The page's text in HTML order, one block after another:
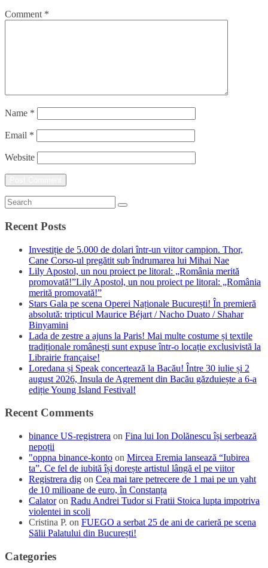
Comment *
Name *
Email *
Website
Recent Posts
Investiție de 5.000 de dolari într-un viitor campion. Thor,
Cane Corso-ul pregătit sub îndrumarea lui Mihai Nae
Lily Apostol, un nou proiect pe litoral: „România merită
promovată!”Lily Apostol, un nou proiect pe litoral: „România
merită promovată!”
Stars Gala pe scena Operei Naționale București! În premieră
absolută: tripticul Maurice Béjart / Nacho Duato / Shahar
Binyamini
Lada de zestre a ajuns la Paris! Mai multe costume și textile
tradiționale românești sunt expuse într-o locație exclusivistă la
Librairie française!
Loredana și Speak concertează la Bacău! Între 30 iulie și 2
august 2026, Insula de Agrement din Bacău găzduiește a 6-a
ediție Young Island Festival!
Recent Comments
binance US-registrera on Fina lui Ion Dolănescu își serbează
nepoții
"oppna binance-konto on Mircea Eremia lansează “Iubirea
ta”. Ce fel de iubită își dorește artistul lângă el pe viitor
Registrera dig on Cea mai tare petrecere de 1 mai pe un yaht
de 10 milioane de euro, în Constanța
Calatoron Radu Andrei Tudor si Fratii Stoica lupta impotriva
violentei in scoli
Cristina P. on FUEGO a serbat 25 de ani de carieră pe scena
Sălii Palatului din București!
Categories